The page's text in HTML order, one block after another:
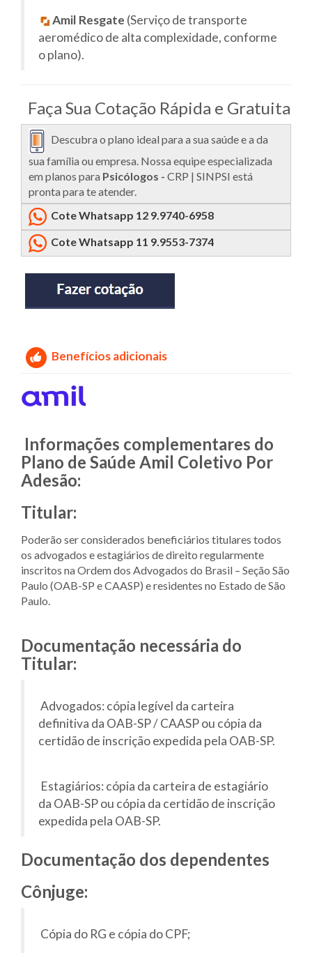
Amil Resgate (Serviço de transporte
aeromédico de alta complexidade, conforme
o plano).
Faça Sua Cotação Rápida e Gratuita
Descubra o plano ideal para a sua saúde e a da
sua família ou empresa. Nossa equipe especializada
em planos para Psicólogos - CRP | SINPSI está
pronta para te atender.
Cote Whatsapp 12 9.9740-6958
Cote Whatsapp 11 9.9553-7374
Benefícios adicionais
Informações complementares do
Plano de Saúde Amil Coletivo Por
Adesão:
Titular:
Poderão ser considerados beneficiários titulares todos
os advogados e estagiários de direito regularmente
inscritos na Ordem dos Advogados do Brasil – Seção São
Paulo (OAB-SP e CAASP) e residentes no Estado de São
Paulo.
Documentação necessária do
Titular:
Advogados: cópia legível da carteira
definitiva da OAB-SP / CAASP ou cópia da
certidão de inscrição expedida pela OAB-SP.
Estagiários: cópia da carteira de estagiário
da OAB-SP ou cópia da certidão de inscrição
expedida pela OAB-SP.
Documentação dos dependentes
Cônjuge:
Cópia do RG e cópia do CPF;